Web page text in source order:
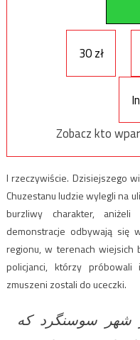
30 zł
Zobacz kto
I rzeczywiście. Dzisiejszego
Chuzestanu ludzie wylegli na
burzliwy charakter,
demonstracje odbywają się
regionu, w terenach wiejsich
policjanci, którzy próbowali
zmuszeni zostali do uceczki.
شهر سوسنگرد که